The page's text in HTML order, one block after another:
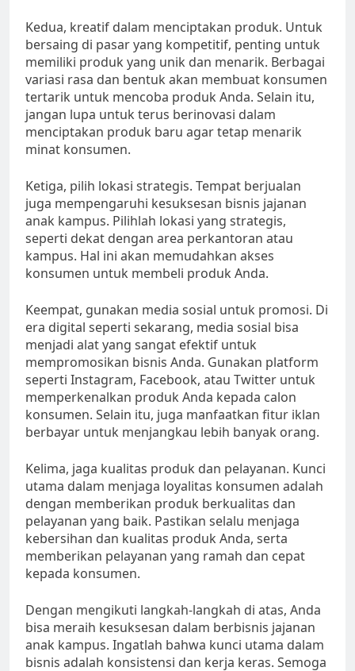
Kedua, kreatif dalam menciptakan produk. Untuk
bersaing di pasar yang kompetitif, penting untuk
memiliki produk yang unik dan menarik. Berbagai
variasi rasa dan bentuk akan membuat konsumen
tertarik untuk mencoba produk Anda. Selain itu,
jangan lupa untuk terus berinovasi dalam
menciptakan produk baru agar tetap menarik
minat konsumen.
Ketiga, pilih lokasi strategis. Tempat berjualan
juga mempengaruhi kesuksesan bisnis jajanan
anak kampus. Pilihlah lokasi yang strategis,
seperti dekat dengan area perkantoran atau
kampus. Hal ini akan memudahkan akses
konsumen untuk membeli produk Anda.
Keempat, gunakan media sosial untuk promosi. Di
era digital seperti sekarang, media sosial bisa
menjadi alat yang sangat efektif untuk
mempromosikan bisnis Anda. Gunakan platform
seperti Instagram, Facebook, atau Twitter untuk
memperkenalkan produk Anda kepada calon
konsumen. Selain itu, juga manfaatkan fitur iklan
berbayar untuk menjangkau lebih banyak orang.
Kelima, jaga kualitas produk dan pelayanan. Kunci
utama dalam menjaga loyalitas konsumen adalah
dengan memberikan produk berkualitas dan
pelayanan yang baik. Pastikan selalu menjaga
kebersihan dan kualitas produk Anda, serta
memberikan pelayanan yang ramah dan cepat
kepada konsumen.
Dengan mengikuti langkah-langkah di atas, Anda
bisa meraih kesuksesan dalam berbisnis jajanan
anak kampus. Ingatlah bahwa kunci utama dalam
bisnis adalah konsistensi dan kerja keras. Semoga